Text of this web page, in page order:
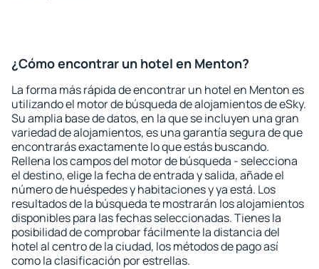
¿Cómo encontrar un hotel en Menton?
La forma más rápida de encontrar un hotel en Menton es
utilizando el motor de búsqueda de alojamientos de eSky.
Su amplia base de datos, en la que se incluyen una gran
variedad de alojamientos, es una garantía segura de que
encontrarás exactamente lo que estás buscando.
Rellena los campos del motor de búsqueda - selecciona
el destino, elige la fecha de entrada y salida, añade el
número de huéspedes y habitaciones y ya está. Los
resultados de la búsqueda te mostrarán los alojamientos
disponibles para las fechas seleccionadas. Tienes la
posibilidad de comprobar fácilmente la distancia del
hotel al centro de la ciudad, los métodos de pago así
como la clasificación por estrellas.